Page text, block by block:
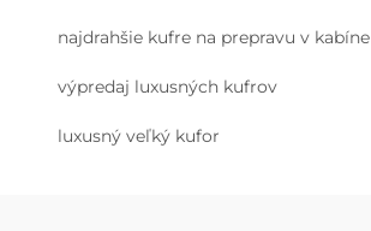
najdrahšie kufre na prepravu v kabíne
výpredaj luxusných kufrov
luxusný veľký kufor